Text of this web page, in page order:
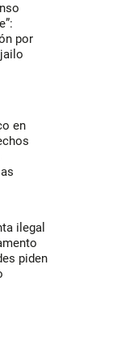
por
en
ilegal
piden